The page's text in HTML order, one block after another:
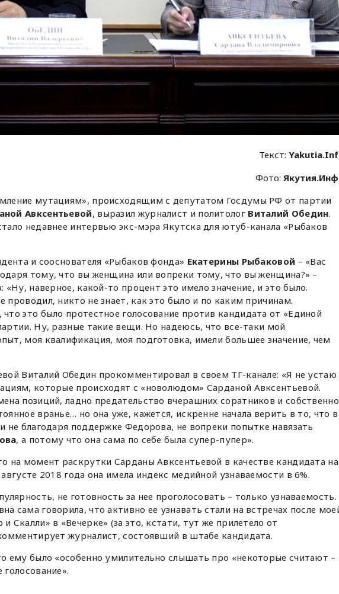
Текст:
Фото:
мутациям», происходящим с депутатом Госдумы РФ от партии
Авксентьевой, выразил журналист и политологВиталий Обедин.
недавнее интервью экс-мэра Якутска для ютуб-канала «Рыбаков
и сооснователя «Рыбаков фонда» Екатерины Рыбаковой – «Вас
тому, что вы женщина или вопреки тому, что вы женщина?» –
«Ну, наверное, какой-то процент это имело значение, и это было.
проводил, никто не знает, как это было и по каким причинам.
это было протестное голосование против кандидата от «Единой
Ну, разные такие вещи. Но надеюсь, что все-таки мой
моя квалификация, моя подготовка, имели большее значение, чем
Виталий Обедин прокомментировал в своем ТГ-канале: «Я не устаю
которые происходят с «новолюдом» Сарданой Авксентьевой.
позиций, ладно предательство вчерашних соратников и
вранье… но она уже, кажется, искренне начала верить в то, что в
не благодаря поддержке Федорова, не вопреки попытке навязать
, а потому что она сама по себе была супер-пупер».
на момент раскрутки Сарданы Авксентьевой в качестве кандидата на
2018 года она имела индекс медийной узнаваемости в 6%.
не готовность за нее проголосовать – только узнаваемость.
сама говорила, что активно ее узнавать стали на встречах после
Скалли» в «Вечерке» (за это, кстати, тут же прилетело от
журналист, состоявший в штабе кандидата.
ему было «особенно умилительно слышать про «некоторые считают –